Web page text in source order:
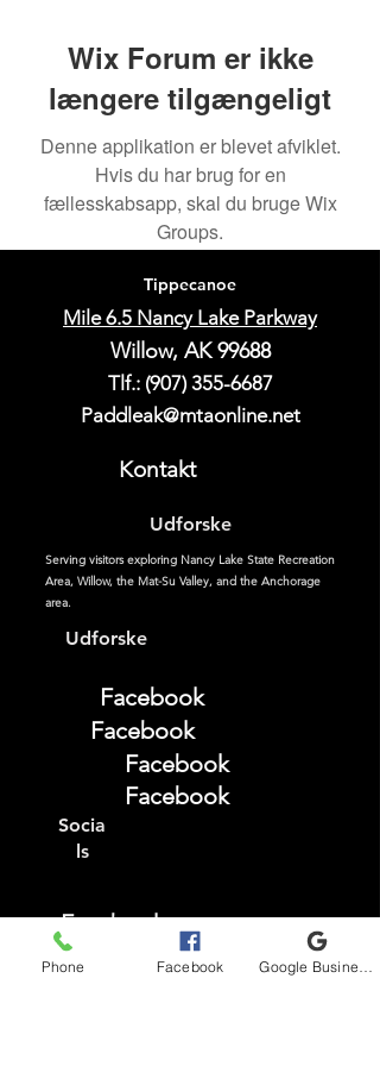
Wix Forum er ikke
længere tilgængeligt
Denne applikation er blevet afviklet.
Hvis du har brug for en
fællesskabsapp, skal du bruge Wix
Groups.
Tippecanoe
Mile 6.5 Nancy Lake Parkway
Willow, AK 99688
Tlf.: (907) 355-6687
Paddleak@mtaonline.net
Kontakt
Udforske
Serving visitors exploring Nancy Lake State Recreation
Area, Willow, the Mat-Su Valley, and the Anchorage
area.
Udforske
Facebook
Facebook
Facebook
Facebook
Socia
ls
Facebook
Instagram
Phone Facebook